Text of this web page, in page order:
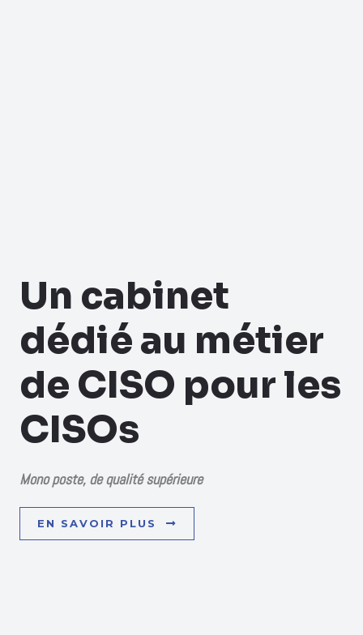
Un cabinet
dédié au métier
de CISO pour les
CISOs
Mono poste, de qualité supérieure
EN SAVOIR PLUS